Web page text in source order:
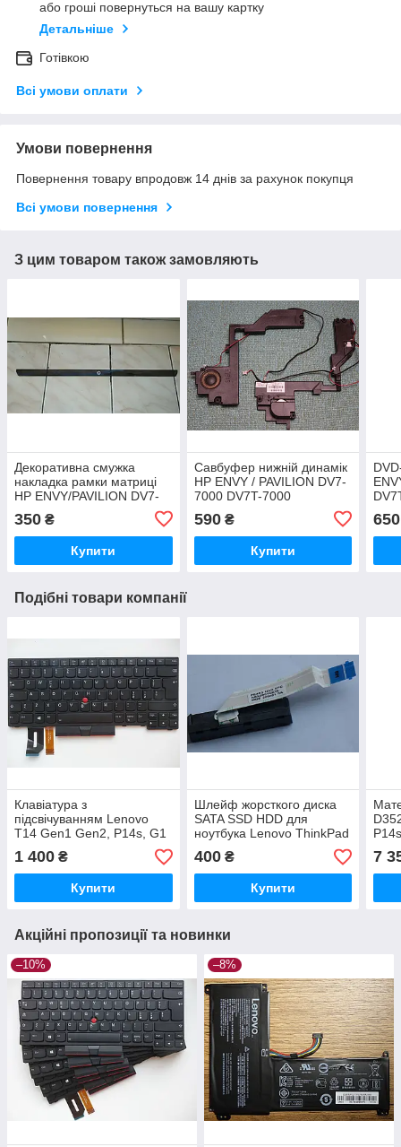
або гроші повернуться на вашу картку
Детальніше
Готівкою
Всі умови оплати
Умови повернення
Повернення товару впродовж 14 днів за рахунок покупця
Всі умови повернення
З цим товаром також замовляють
Декоративна смужка
накладка рамки матриці
HP ENVY/PAVILION DV7-
7000 DV7T-7000 Оригінал,
БУ
350 ₴
Купити
Савбуфер нижній динамік
HP ENVY / PAVILION DV7-
7000 DV7T-7000
590₴
Купити
650
Подібні товари компанії
Клавіатура з
підсвічуванням Lenovo
T14 Gen1 Gen2, P14s, G1
G2, L380 L390 L480
T480S L490 T490 T495
R480 E480
1 400 ₴
Купити
Шлейф жорсткого диска
SATA SSD HDD для
ноутбука Lenovo ThinkPad
E14 S3 L14 Gen 1 Gen 2
(NBX0001QK10, FE4A0)
400₴
Купити
7
Акційні пропозиції та новинки
–10% –8%